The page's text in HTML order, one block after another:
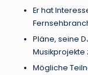
Er hat
Pläne, seine
Musikprojekte
Mögliche